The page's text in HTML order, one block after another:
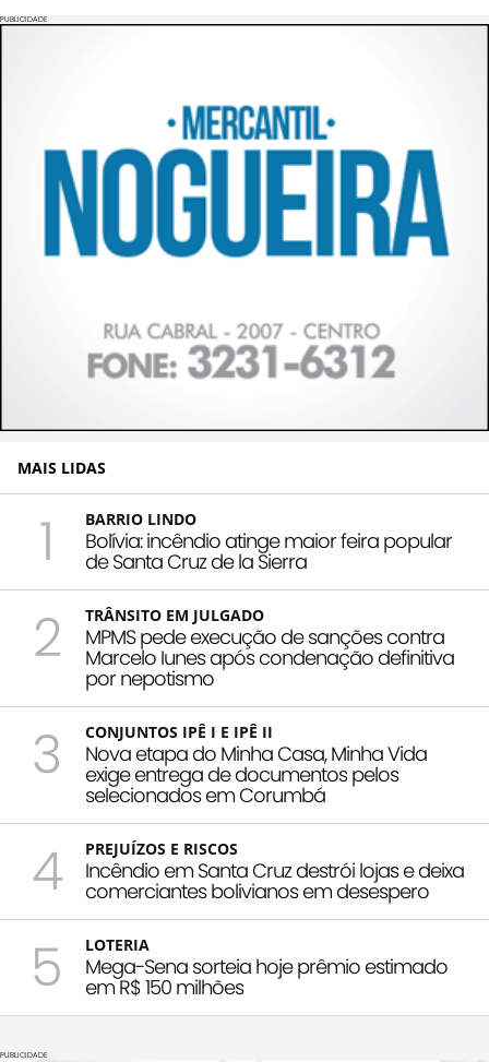
PUBLICIDADE
MAIS LIDAS
1 BARRIO LINDO
Bolívia: incêndio atinge maior feira popular
de Santa Cruz de la Sierra
2 TRÂNSITO EM JULGADO
MPMS pede execução de sanções contra
Marcelo Iunes após condenação definitiva
por nepotismo
3 CONJUNTOS IPÊ I E IPÊ II
Nova etapa do Minha Casa, Minha Vida
exige entrega de documentos pelos
selecionados em Corumbá
4 PREJUÍZOS E RISCOS
Incêndio em Santa Cruz destrói lojas e deixa
comerciantes bolivianos em desespero
5 LOTERIA
Mega-Sena sorteia hoje prêmio estimado
em R$ 150 milhões
PUBLICIDADE